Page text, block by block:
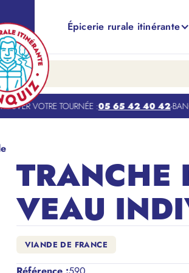
Épicerie rurale itinérante
VOTRE TOURNÉE :05 65 42 40 42-
TRANCHE
VEAU
VIANDE DE FRANCE